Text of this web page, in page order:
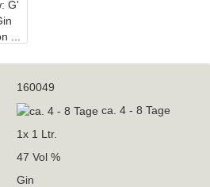
160049
ca. 4 - 8 Tage
1x 1 Ltr.
47 Vol %
Gin